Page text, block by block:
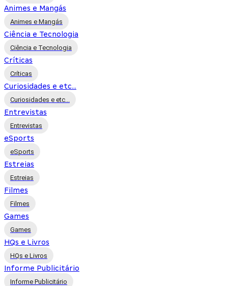
Animes e Mangás
Animes e Mangás
Ciência e Tecnologia
Ciência e Tecnologia
Críticas
Críticas
Curiosidades e etc...
Curiosidades e etc...
Entrevistas
Entrevistas
eSports
eSports
Estreias
Estreias
Filmes
Filmes
Games
Games
HQs e Livros
HQs e Livros
Informe Publicitário
Informe Publicitário